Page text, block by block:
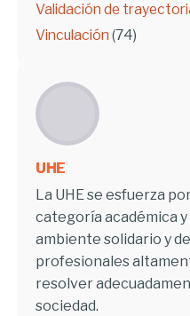
Validación de
Vinculación (74)
UHE
La UHE se esfuerza
categoría académica
ambiente solidario y
profesionales
resolver
sociedad.